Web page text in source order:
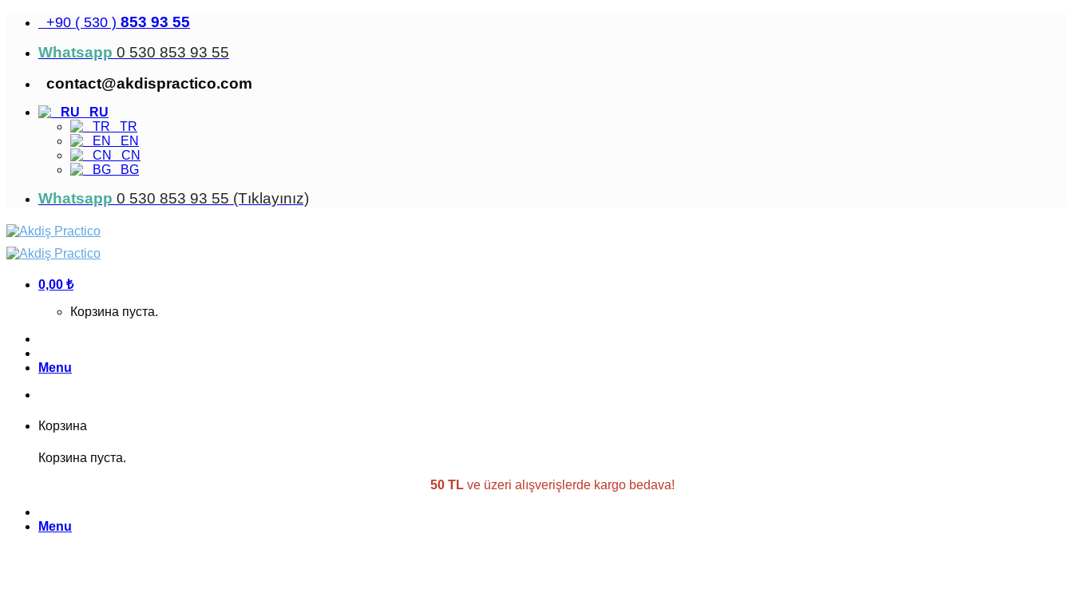
Skip
content
+90 ( 530 ) 853 93 55
Whatsapp 0 530 853 93 55
contact@akdispractico.com
RU
TR
EN
CN
BG
Whatsapp 0 530 853 93 55 (Tıklayınız)
0,00 ₺
Корзина пуста.
Menu
Корзина
Корзина пуста.
50 TL ve üzeri alışverişlerde kargo bedava!
Menu